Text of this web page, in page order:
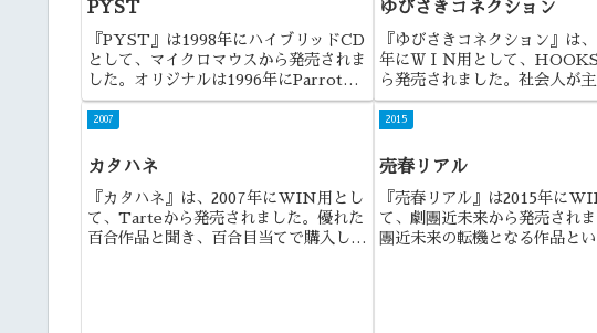
PYST
『PYST』は1998年にハイブリッドCD
として、マイクロマウスから発売されま
した。オリジナルは1996年にParroty
Interactiveから発売され、その日本語
移植版になります。
ゆびさきコネクション
『ゆびさきコネクション』は、
年にＷＩＮ用として、
ら発売されました。社会人が主
愛ゲームということで、最近
中では珍しくなったタイプの作
2007
カタハネ
『カタハネ』は、2007年にWIN用とし
て、Tarteから発売されました。優れた
百合作品と聞き、百合目当てで購入した
2015
売春リアル
『売春リアル』は2015年に
て、劇團近未来から発売され
團近未来の転機となる作品と